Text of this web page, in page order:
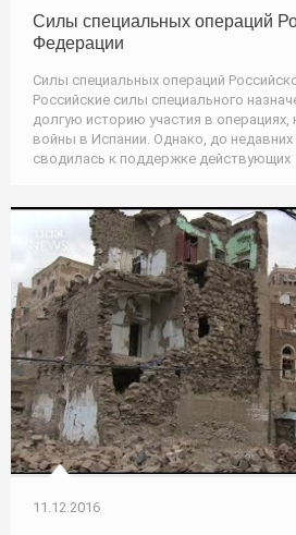
Силы специальных операций
Федерации
Силы специальных операций
Российские силы специального
долгую историю участия в операциях,
войны в Испании. Однако, до
сводилась к поддержке действующих
11.12.2016